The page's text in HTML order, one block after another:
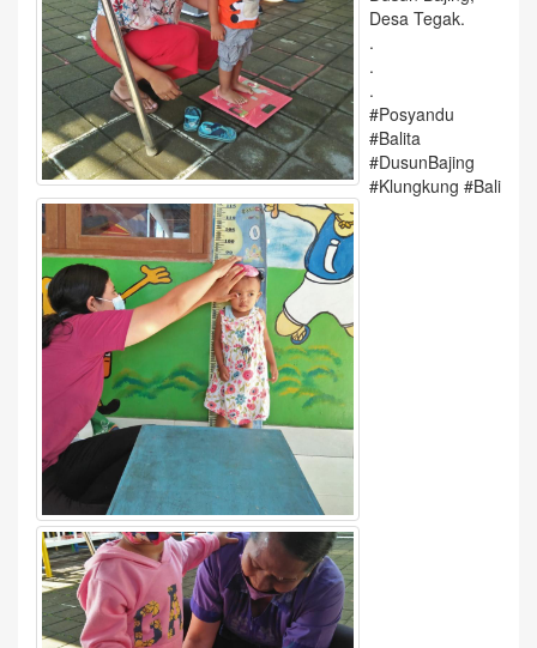
Desa Tegak.
.
.
.
#Posyandu
#Balita
#DusunBajing
#Klungkung #Bali